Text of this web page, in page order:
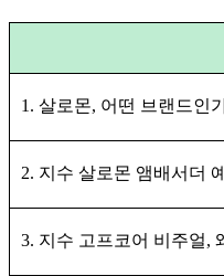
1. 살로몬, 어떤 브랜드인
2. 지수 살로몬 앰배서더
3. 지수 고프코어 비주얼,